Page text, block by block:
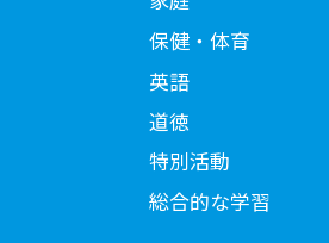
保健・体育
英語
道徳
特別活動
総合的な学習